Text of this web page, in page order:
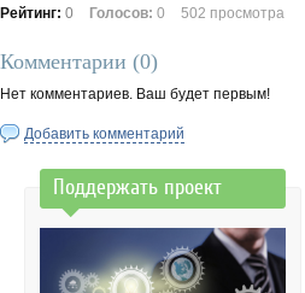
Рейтинг: 0 Голосов: 0 502 просмотра
Комментарии (0)
Нет комментариев. Ваш будет первым!
Добавить комментарий
Поддержать проект